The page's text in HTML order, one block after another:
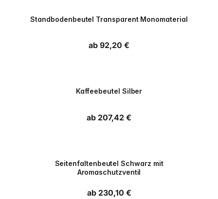
Standbodenbeutel Transparent Monomaterial
Normaler Preis
ab 92,20 €
Kaffeebeutel Silber
Normaler Preis
ab 207,42 €
Seitenfaltenbeutel Schwarz mit
Aromaschutzventil
Normaler Preis
ab 230,10 €